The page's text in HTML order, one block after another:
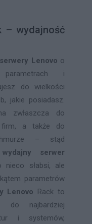
– wydajność
serwery Lenovo o
parametrach i
do wielkości
jakie posiadasz.
zwłaszcza do
a także do
– stąd
wydajny
serwer
nieco słabsi, ale
parametrów
Lenovo Rack to
do najbardziej
i systemów,